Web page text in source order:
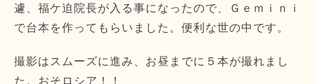
遽、福ケ迫院長が入る事になったので、Ｇｅｍｉｎｉ
で台本を作ってもらいました。便利な世の中です。
撮影はスムーズに進み、お昼までに５本が撮れまし
た。おそロシア！！